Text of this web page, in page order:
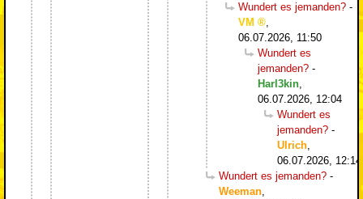
Wundert es jemanden? -
VM
,
06.07.2026, 11:50
Wundert es
jemanden? -
Harl3kin,
06.07.2026, 12:04
Wundert es
jemanden? -
Ulrich,
06.07.2026, 12:14
Wundert es jemanden? -
Weeman,